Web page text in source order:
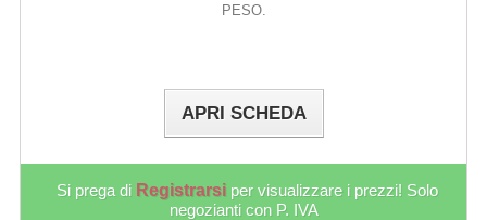
PESO.
APRI SCHEDA
Si prega di Registrarsi per visualizzare i prezzi! Solo
negozianti con P. IVA